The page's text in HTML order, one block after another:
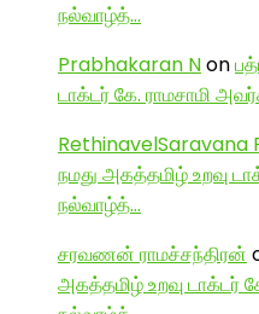
நல்வாழ்த்…
Prabhakaran Non
டாக்டர் கே. ராமசாமி
RethinavelSaravana
நமது அகத்தமிழ் உறவு
நல்வாழ்த்…
சரவணன் ராமச்சந்திரன்
அகத்தமிழ் உறவு டாக்டர்